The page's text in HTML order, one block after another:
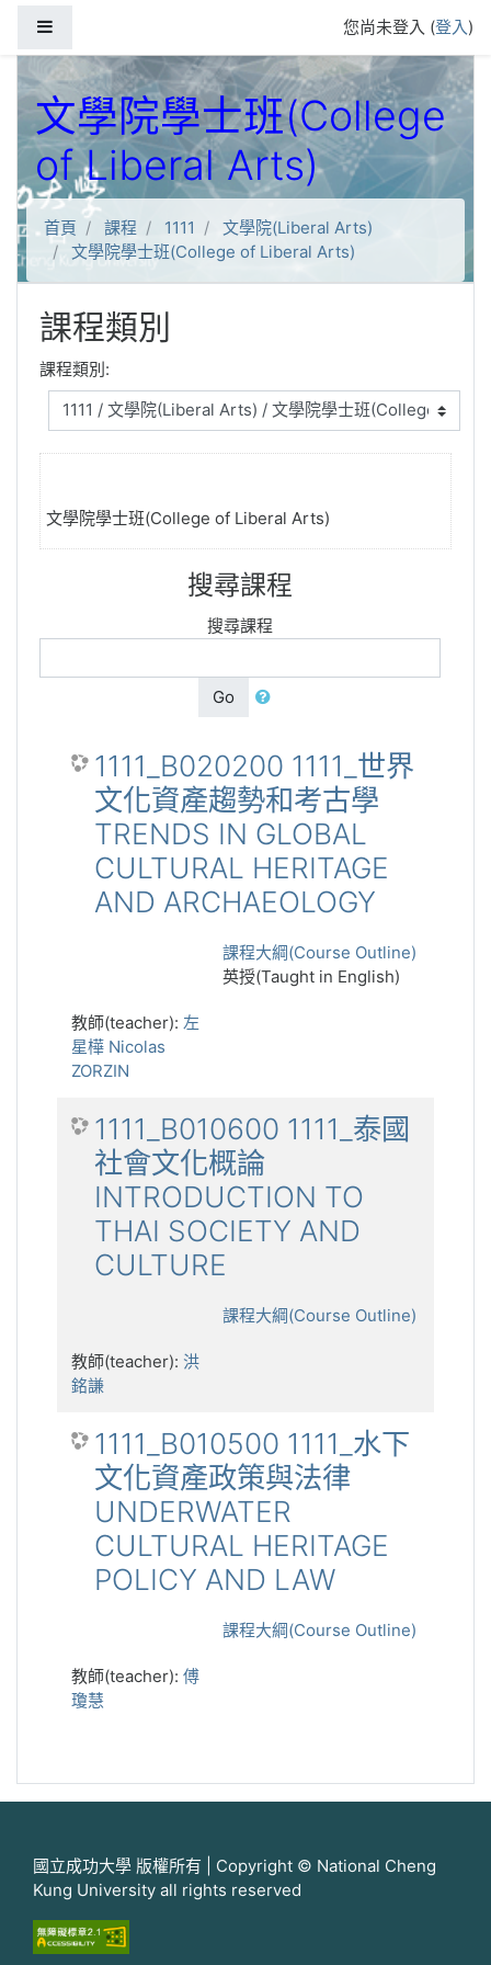
您尚未登入 (登入)
文學院學士班(College
of Liberal Arts)
首頁 課程 1111
文學院(Liberal Arts)
文學院學士班(College of Liberal Arts)
課程類別
課程類別:
文學院學士班(College of Liberal Arts)
搜尋課程
搜尋課程
Go
1111_B020200 1111_世界
文化資產趨勢和考古學
TRENDS IN GLOBAL
CULTURAL HERITAGE
AND ARCHAEOLOGY
課程大綱(Course Outline)
英授(Taught in English)
教師(teacher): 左
星樺 Nicolas
ZORZIN
1111_B010600 1111_泰國
社會文化概論
INTRODUCTION TO
THAI SOCIETY AND
CULTURE
課程大綱(Course Outline)
教師(teacher): 洪
銘謙
1111_B010500 1111_水下
文化資產政策與法律
UNDERWATER
CULTURAL HERITAGE
POLICY AND LAW
課程大綱(Course Outline)
教師(teacher): 傅
瓊慧
國立成功大學 版權所有 | Copyright © National Cheng
Kung University all rights reserved